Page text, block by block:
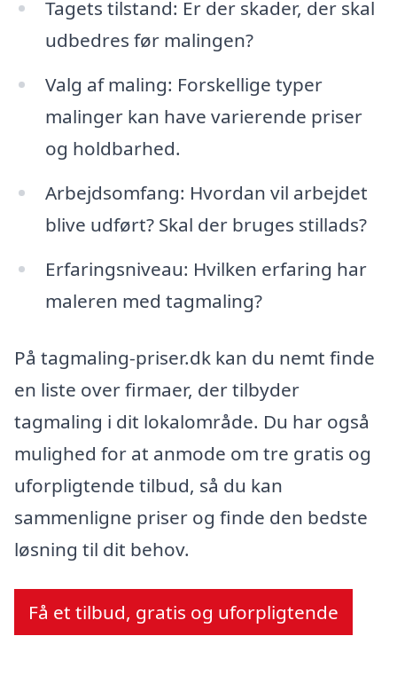
Tagets tilstand: Er der skader, der skal
udbedres før malingen?
Valg af maling: Forskellige typer
malinger kan have varierende priser
og holdbarhed.
Arbejdsomfang: Hvordan vil arbejdet
blive udført? Skal der bruges stillads?
Erfaringsniveau: Hvilken erfaring har
maleren med tagmaling?
På tagmaling-priser.dk kan du nemt finde
en liste over firmaer, der tilbyder
tagmaling i dit lokalområde. Du har også
mulighed for at anmode om tre gratis og
uforpligtende tilbud, så du kan
sammenligne priser og finde den bedste
løsning til dit behov.
Få et tilbud, gratis og uforpligtende